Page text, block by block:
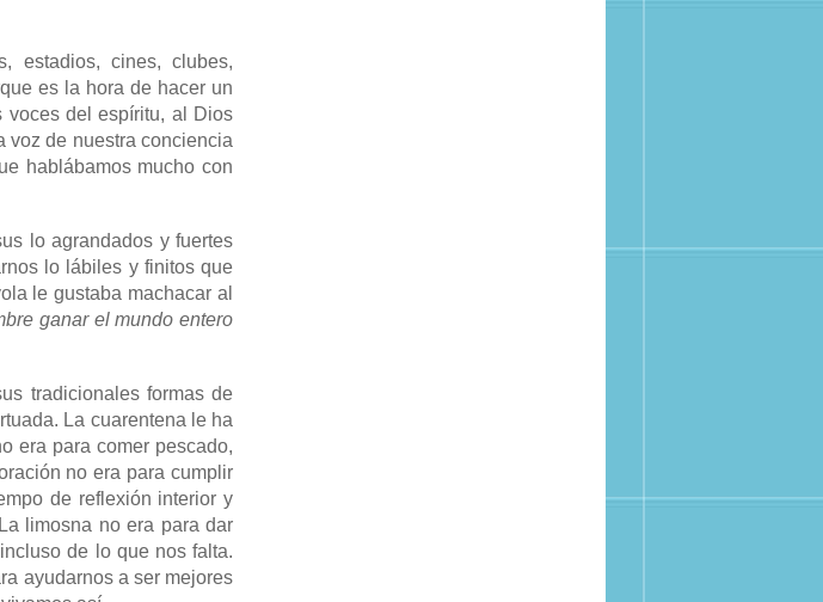
estadios, cines, clubes,
es la hora de hacer un
voces del espíritu, al Dios
voz de nuestra conciencia
hablábamos mucho con
lo agrandados y fuertes
lo lábiles y finitos que
le gustaba machacar al
ganar el mundo entero
tradicionales formas de
La cuarentena le ha
era para comer pescado,
no era para cumplir
de reflexión interior y
limosna no era para dar
de lo que nos falta.
ayudarnos a ser mejores